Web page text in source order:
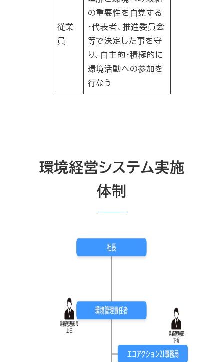
従業
員
の重要性を自覚する
・代表者、推進委員会
等で決定した事を守
り、自主的・積極的に
環境活動への参加を
行なう
環境経営システム実施
体制